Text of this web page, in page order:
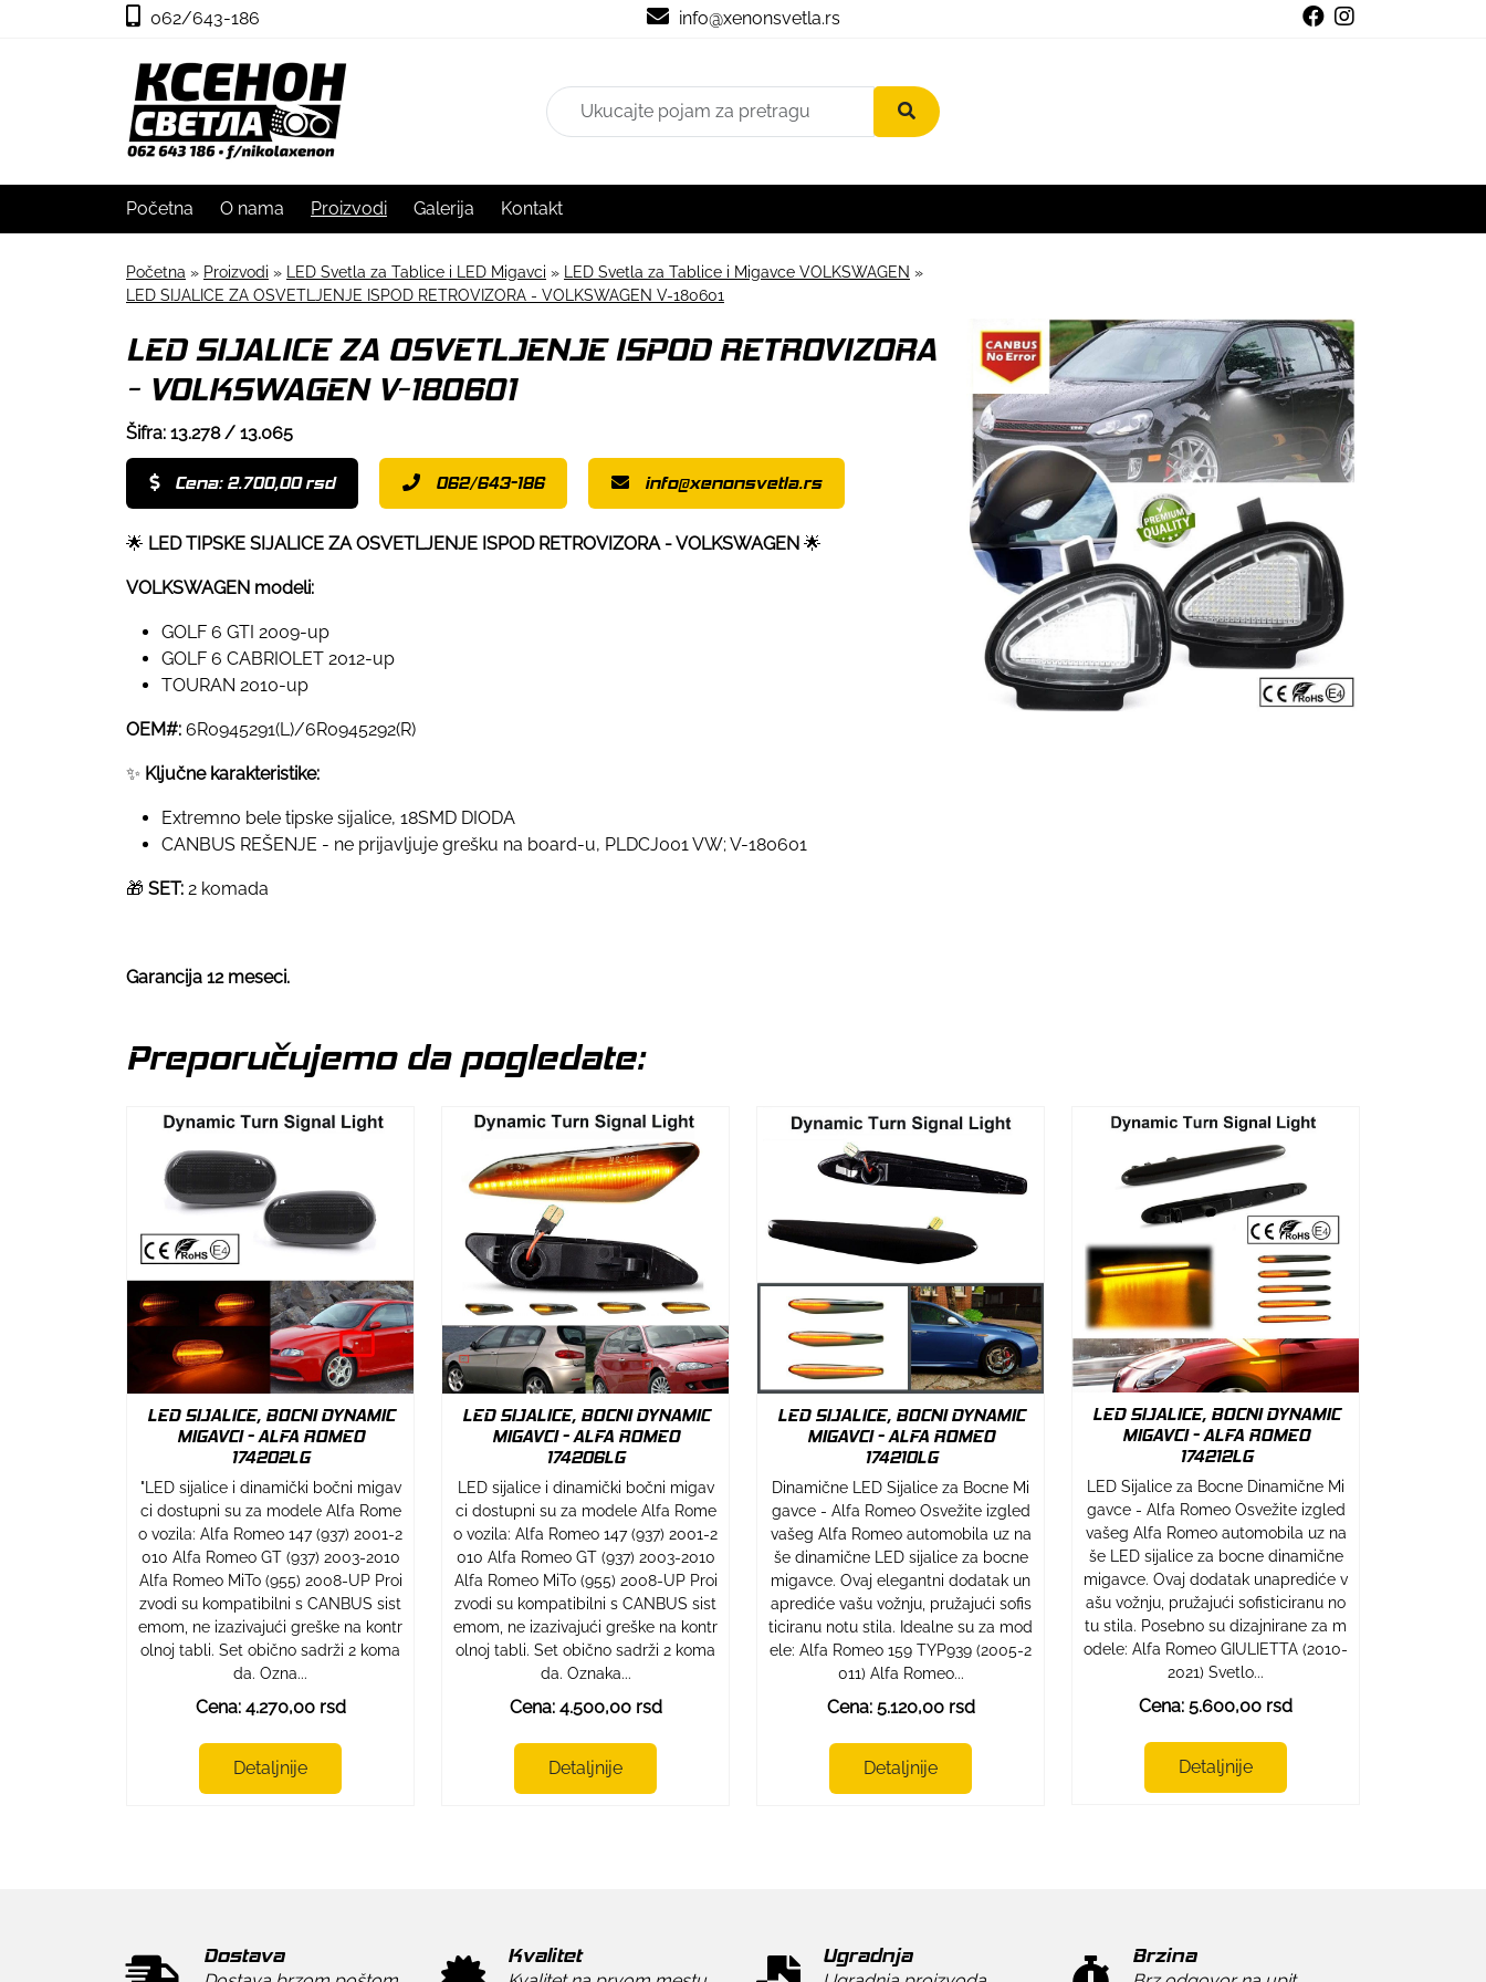
062/643-186 info@xenonsvetla.rs
Početna O nama Proizvodi Galerija Kontakt
Početna » Proizvodi » LED Svetla za Tablice i LED Migavci » LED Svetla za Tablice i Migavce VOLKSWAGEN »
LED SIJALICE ZA OSVETLJENJE ISPOD RETROVIZORA - VOLKSWAGEN V-180601
LED SIJALICE ZA OSVETLJENJE ISPOD RETROVIZORA
- VOLKSWAGEN V-180601
Šifra: 13.278 / 13.065
Cena: 2.700,00 rsd 062/643-186 info@xenonsvetla.rs
🌟 LED TIPSKE SIJALICE ZA OSVETLJENJE ISPOD RETROVIZORA - VOLKSWAGEN 🌟
VOLKSWAGEN modeli:
GOLF 6 GTI 2009-up
GOLF 6 CABRIOLET 2012-up
TOURAN 2010-up
OEM#: 6R0945291(L)/6R0945292(R)
✨ Ključne karakteristike:
Extremno bele tipske sijalice, 18SMD DIODA
CANBUS REŠENJE - ne prijavljuje grešku na board-u, PLDCJ001 VW; V-180601
🎁 SET: 2 komada
Garancija 12 meseci.
Preporučujemo da pogledate:
LED SIJALICE, BOCNI DYNAMIC
MIGAVCI - ALFA ROMEO
174202LG
"LED sijalice i dinamički bočni migav
ci dostupni su za modele Alfa Rome
o vozila: Alfa Romeo 147 (937) 2001-2
010 Alfa Romeo GT (937) 2003-2010
Alfa Romeo MiTo (955) 2008-UP Proi
zvodi su kompatibilni s CANBUS sist
emom, ne izazivajući greške na kontr
olnoj tabli. Set obično sadrži 2 koma
da. Ozna...
Cena: 4.270,00 rsd
Detaljnije
LED SIJALICE, BOCNI DYNAMIC
MIGAVCI - ALFA ROMEO
174206LG
LED sijalice i dinamički bočni migav
ci dostupni su za modele Alfa Rome
o vozila: Alfa Romeo 147 (937) 2001-2
010 Alfa Romeo GT (937) 2003-2010
Alfa Romeo MiTo (955) 2008-UP Proi
zvodi su kompatibilni s CANBUS sist
emom, ne izazivajući greške na kontr
olnoj tabli. Set obično sadrži 2 koma
da. Oznaka...
Cena: 4.500,00 rsd
Detaljnije
LED SIJALICE, BOCNI DYNAMIC
MIGAVCI - ALFA ROMEO
174210LG
Dinamične LED Sijalice za Bocne Mi
gavce - Alfa Romeo Osvežite izgled
vašeg Alfa Romeo automobila uz na
še dinamične LED sijalice za bocne
migavce. Ovaj elegantni dodatak un
aprediće vašu vožnju, pružajući sofis
ticiranu notu stila. Idealne su za mod
ele: Alfa Romeo 159 TYP939 (2005-2
011) Alfa Romeo...
Cena: 5.120,00 rsd
Detaljnije
LED SIJALICE, BOCNI DYNAMIC
MIGAVCI - ALFA ROMEO
174212LG
LED Sijalice za Bocne Dinamične Mi
gavce - Alfa Romeo Osvežite izgled
vašeg Alfa Romeo automobila uz na
še LED sijalice za bocne dinamične
migavce. Ovaj dodatak unaprediće v
ašu vožnju, pružajući sofisticiranu no
tu stila. Posebno su dizajnirane za m
odele: Alfa Romeo GIULIETTA (2010-
2021) Svetlo...
Cena: 5.600,00 rsd
Detaljnije
Dostava Kvalitet Ugradnja Brzina